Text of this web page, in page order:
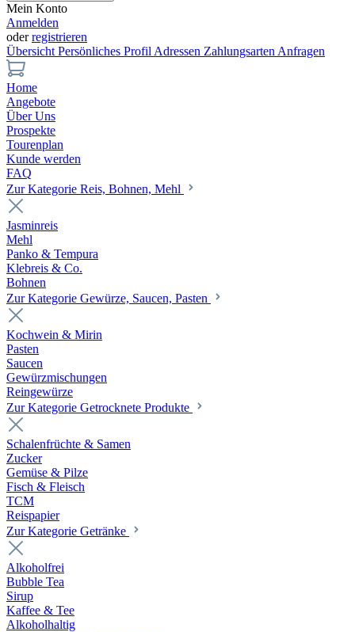
Mein Konto
Anmelden
oderregistrieren
Übersicht Persönliches Profil Adressen Zahlungsarten Anfragen
Home
Angebote
Über Uns
Prospekte
Tourenplan
Kunde werden
FAQ
Zur Kategorie Reis, Bohnen, Mehl
Jasminreis
Mehl
Panko & Tempura
Klebreis & Co.
Bohnen
Zur Kategorie Gewürze, Saucen, Pasten
Kochwein & Mirin
Pasten
Saucen
Gewürzmischungen
Reingewürze
Zur Kategorie Getrocknete Produkte
Schalenfrüchte & Samen
Zucker
Gemüse & Pilze
Fisch & Fleisch
TCM
Reispapier
Zur Kategorie Getränke
Alkoholfrei
Bubble Tea
Sirup
Kaffee & Tee
Alkoholhaltig